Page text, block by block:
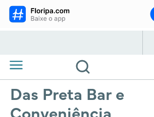
Das Preta Bar e
Conveniência